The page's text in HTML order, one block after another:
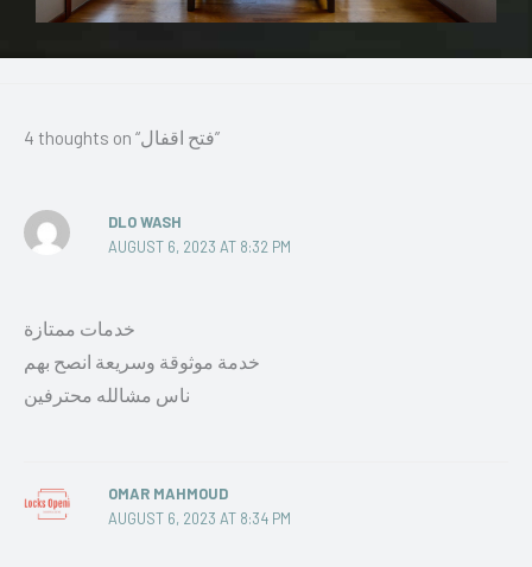
4 thoughts on “فتح اقفال”
DLO WASH
AUGUST 6, 2023 AT 8:32 PM
خدمات ممتازة
خدمة موثوقة وسريعة انصح بهم
ناس مشالله محترفين
OMAR MAHMOUD
AUGUST 6, 2023 AT 8:34 PM